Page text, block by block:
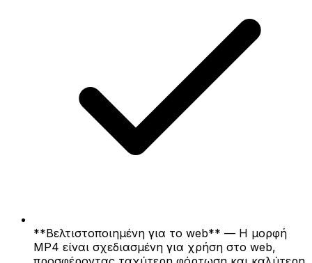
**Βελτιστοποιημένη για το web** — Η μορφή
MP4 είναι σχεδιασμένη για χρήση στο web,